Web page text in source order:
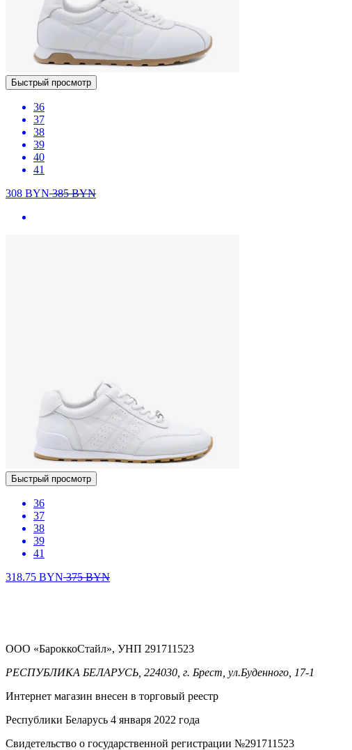
Быстрый просмотр
36
37
38
39
40
41
308 BYN385BYN
Быстрый просмотр
36
37
38
39
41
318.75 BYN375BYN
ООО «БароккоСтайл», УНП 291711523
РЕСПУБЛИКА БЕЛАРУСЬ, 224030, г. Брест, ул.Буденного, 17-1
Интернет магазин внесен в торговый реестр
Республики Беларусь 4 января 2022 года
Свидетельство о государственной регистрации №291711523